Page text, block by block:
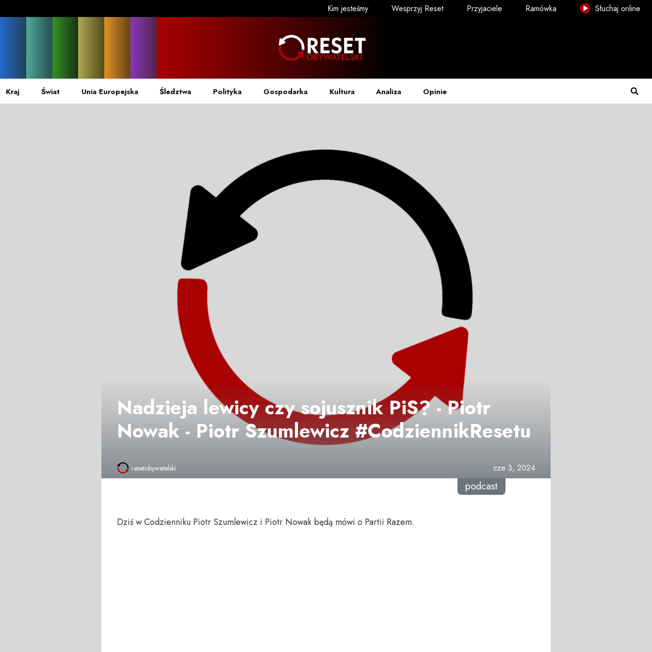
Kim jesteśmy Wesprzyj Reset Przyjaciele Ramówka Słuchaj online
Kraj Świat Unia Europejska Śledztwa Polityka Gospodarka Kultura Analiza Opinie
Nadzieja lewicy czy sojusznik PiS? - Piotr
Nowak - Piotr Szumlewicz #CodziennikResetu
resetobywatelski cze 3, 2024
podcast
Dziś w Codzienniku Piotr Szumlewicz i Piotr Nowak będą mówi o Partii Razem.